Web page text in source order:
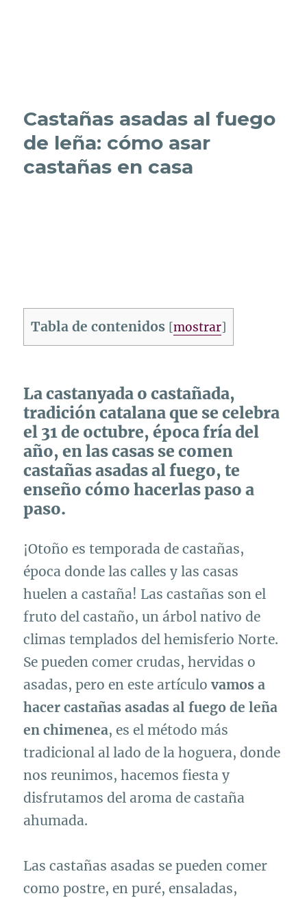
Castañas asadas al fuego
de leña: cómo asar
castañas en casa
Tabla de contenidos [mostrar]
La castanyada o castañada,
tradición catalana que se celebra
el 31 de octubre, época fría del
año, en las casas se comen
castañas asadas al fuego, te
enseño cómo hacerlas paso a
paso.
¡Otoño es temporada de castañas,
época donde las calles y las casas
huelen a castaña! Las castañas son el
fruto del castaño, un árbol nativo de
climas templados del hemisferio Norte.
Se pueden comer crudas, hervidas o
asadas, pero en este artículo vamos a
hacer castañas asadas al fuego de leña
en chimenea, es el método más
tradicional al lado de la hoguera, donde
nos reunimos, hacemos fiesta y
disfrutamos del aroma de castaña
ahumada.
Las castañas asadas se pueden comer
como postre, en puré, ensaladas,